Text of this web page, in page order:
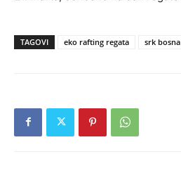
TAGOVI eko rafting regata srk bosna